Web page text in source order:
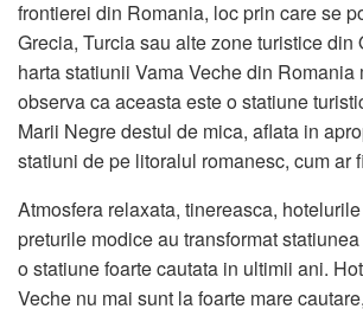
frontierei din Romania, loc prin care se
Grecia, Turcia sau alte zone turistice din
harta statiunii Vama Veche din Romania
observa ca aceasta este o statiune
Marii Negre destul de mica, aflata in
statiuni de pe litoralul romanesc, cum ar
Atmosfera relaxata, tinereasca,
preturile modice au transformat
o statiune foarte cautata in ultimii ani.
Veche nu mai sunt la foarte mare